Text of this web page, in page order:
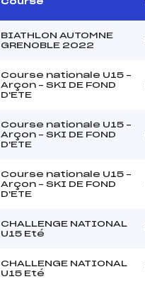
BIATHLON AUTOMNE
GRENOBLE 2022
Course nationale U15 –
Arçon – SKI DE FOND
D'ETE
Course nationale U15 –
Arçon – SKI DE FOND
D'ETE
Course nationale U15 –
Arçon – SKI DE FOND
D'ETE
CHALLENGE NATIONAL
U15 Eté
CHALLENGE NATIONAL
U15 Eté